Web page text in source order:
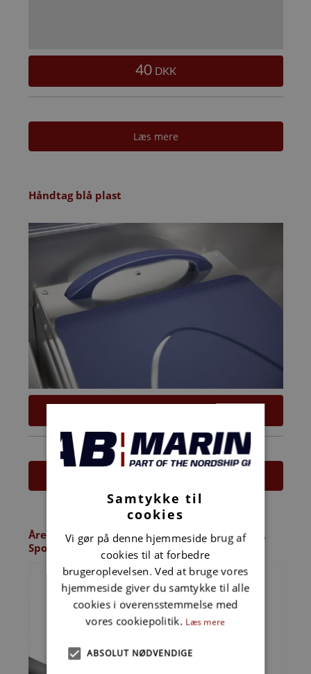
40 DKK
Læs mere
Håndtag blå plast
65
Åregaffel, plast (passer til 711004) (Arkip 460,
Sportsm..
Samtykke til
cookies
Vi gør på denne hjemmeside brug af
cookies til at forbedre
brugeroplevelsen. Ved at bruge vores
hjemmeside giver du samtykke til alle
cookies i overensstemmelse med
vores cookiepolitik. Læs mere
ABSOLUT NØDVENDIGE